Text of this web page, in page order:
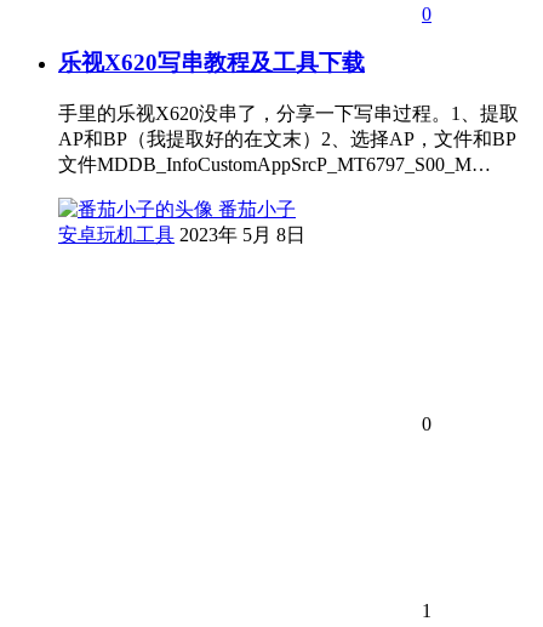
0
乐视X620写串教程及工具下载
手里的乐视X620没串了，分享一下写串过程。1、提取
AP和BP（我提取好的在文末）2、选择AP，文件和BP
文件MDDB_InfoCustomAppSrcP_MT6797_S00_M…
番茄小子
安卓玩机工具 2023年 5月 8日
0
1